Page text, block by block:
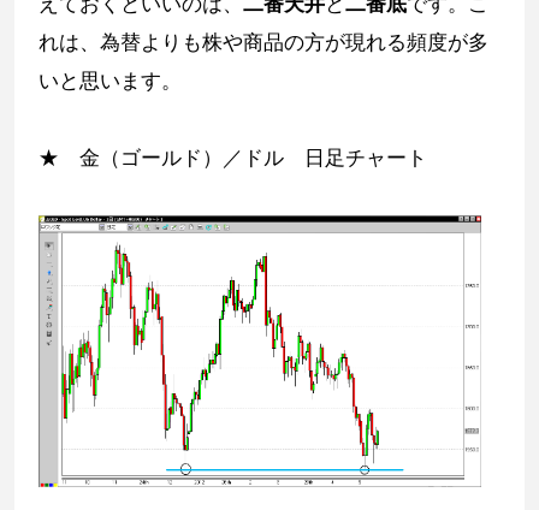
れは、為替よりも株や商品の方が現れる頻度が多
いと思います。
★ 金（ゴールド）／ドル 日足チャート